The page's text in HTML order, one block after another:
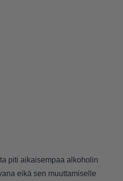
piti aikaisempaa alkoholin
eikä sen muuttamiselle